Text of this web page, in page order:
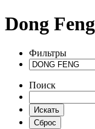
Dong Feng
Фильтры
Поиск